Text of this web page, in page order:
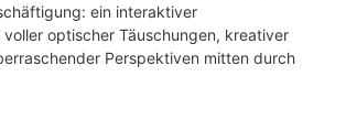
ein interaktiver
optischer Täuschungen, kreativer
Perspektiven mitten durch